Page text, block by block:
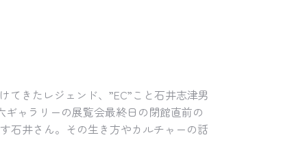
きたレジェンド、”EC”こと石井志津男
ャラリーの展覧会最終日の閉館直前の
石井さん。その生き方やカルチャーの話